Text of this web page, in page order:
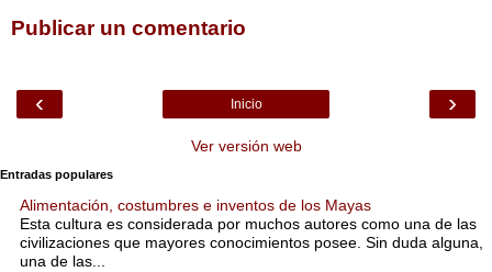
Publicar un comentario
‹ ›
Inicio
Ver versión web
Entradas populares
Alimentación, costumbres e inventos de los Mayas
Esta cultura es considerada por muchos autores como una de las
civilizaciones que mayores conocimientos posee. Sin duda alguna,
una de las...